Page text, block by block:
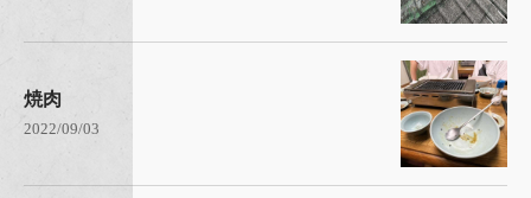
焼肉
2022/09/03